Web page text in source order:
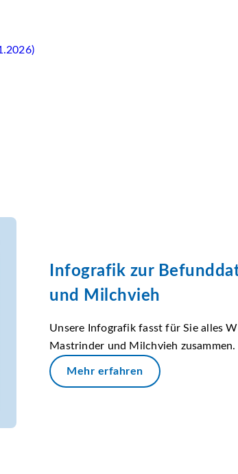
Infografik zur
und Milchvieh
Unsere Infografik fasst für Sie alles
Mastrinder und Milchvieh zusammen.
Mehr erfahren